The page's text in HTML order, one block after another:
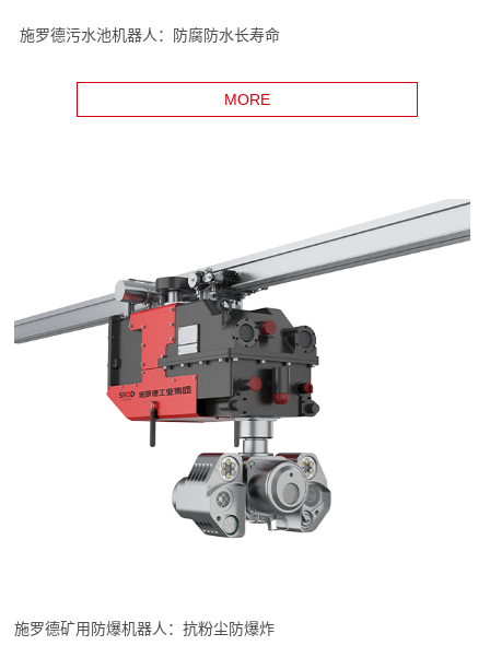
施罗德污水池机器人：防腐防水长寿命
MORE
施罗德矿用防爆机器人：抗粉尘防爆炸